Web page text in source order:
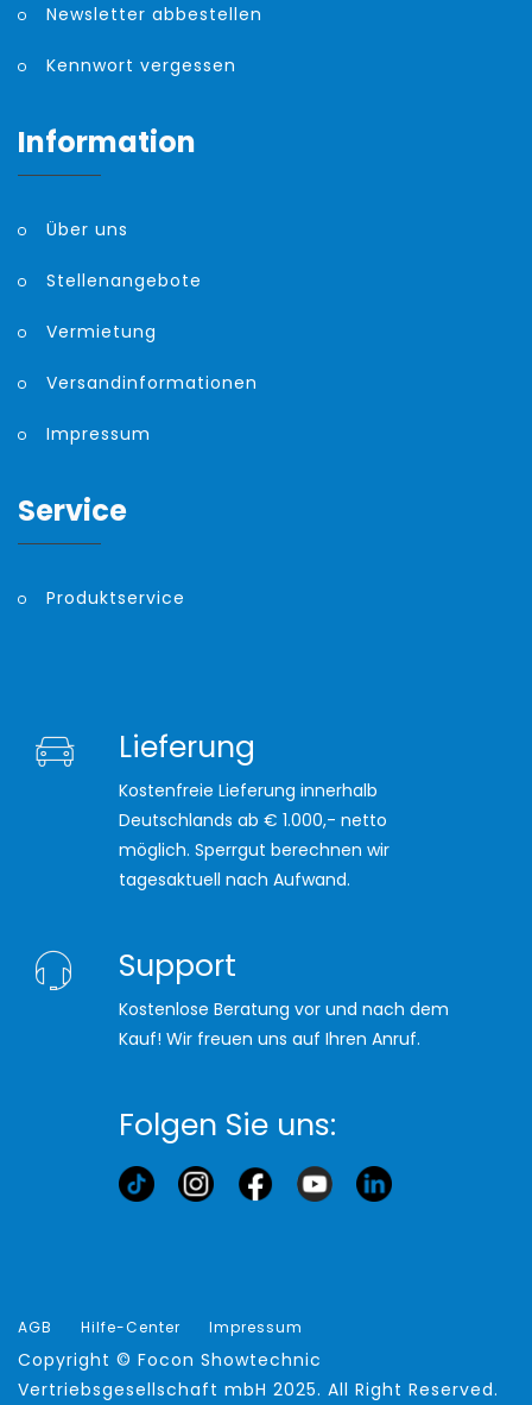
Newsletter abbestellen
Kennwort vergessen
Information
Über uns
Stellenangebote
Vermietung
Versandinformationen
Impressum
Service
Produktservice
Lieferung
Kostenfreie Lieferung innerhalb
Deutschlands ab € 1.000,- netto
möglich. Sperrgut berechnen wir
tagesaktuell nach Aufwand.
Support
Kostenlose Beratung vor und nach dem
Kauf! Wir freuen uns auf Ihren Anruf.
Folgen Sie uns:
AGB Hilfe-Center Impressum
Copyright © Focon Showtechnic
Vertriebsgesellschaft mbH 2025. All Right Reserved.